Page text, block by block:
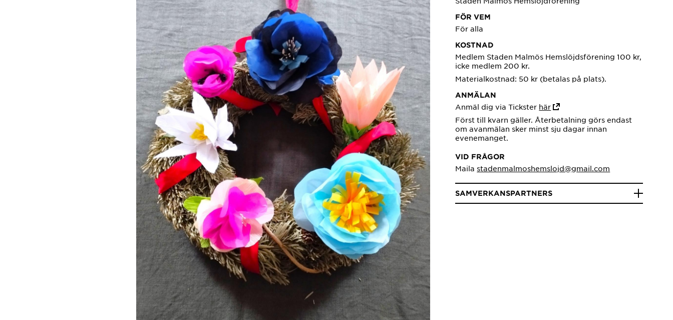
FÖR VEM
För alla
KOSTNAD
Medlem Staden Malmös Hemslöjdsförening 100 kr,
icke medlem 200 kr.
Materialkostnad: 50 kr (betalas på plats).
ANMÄLAN
Anmäl dig via Tickster här
Först till kvarn gäller. Återbetalning görs endast
om avanmälan sker minst sju dagar innan
evenemanget.
VID FRÅGOR
Mailastadenmalmoshemslojd@gmail.com
SAMVERKANSPARTNERS